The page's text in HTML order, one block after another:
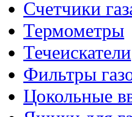
Счетчики
Термометры
Течеискатели
Фильтры
Цокольные